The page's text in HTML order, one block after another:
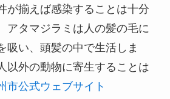
が揃えば感染することは十分
アタマジラミは人の髪の毛に
吸い、頭髪の中で生活しま
以外の動物に寄生することは
市公式ウェブサイト